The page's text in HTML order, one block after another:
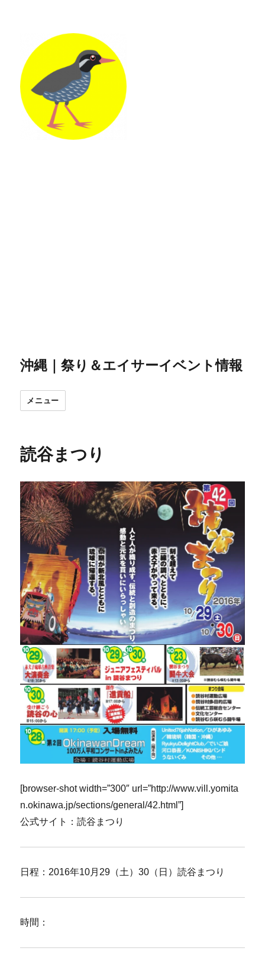
沖縄｜祭り＆エイサーイベント情報
メニュー
読谷まつり
[browser-shot width=”300″ url=”http://www.vill.yomita
n.okinawa.jp/sections/general/42.html”]
公式サイト：読谷まつり
日程：2016年10月29（土）30（日）読谷まつり
時間：